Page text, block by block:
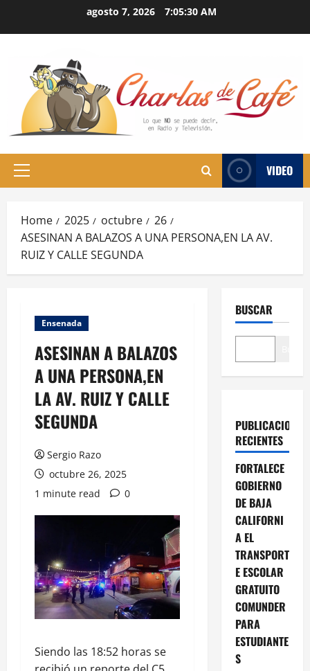
agosto 7, 2026 7:05:31 AM
Primary
VIDEO
Home 2025 octubre
26
ASESINAN A BALAZOS A UNA PERSONA,EN LA AV.
RUIZ Y CALLE SEGUNDA
Ensenada
ASESINAN A BALAZOS
A UNA PERSONA,EN
LA AV. RUIZ Y CALLE
SEGUNDA
Sergio Razo
octubre 26, 2025
1 minute read
0
Siendo las 18:52 horas se
BUSCAR
PUBLICACIONES
RECIENTES
FORTALECE
GOBIERNO
DE BAJA
CALIFORNI
A EL
TRANSPORT
E ESCOLAR
GRATUITO
COMUNDER
PARA
ESTUDIANTE
S